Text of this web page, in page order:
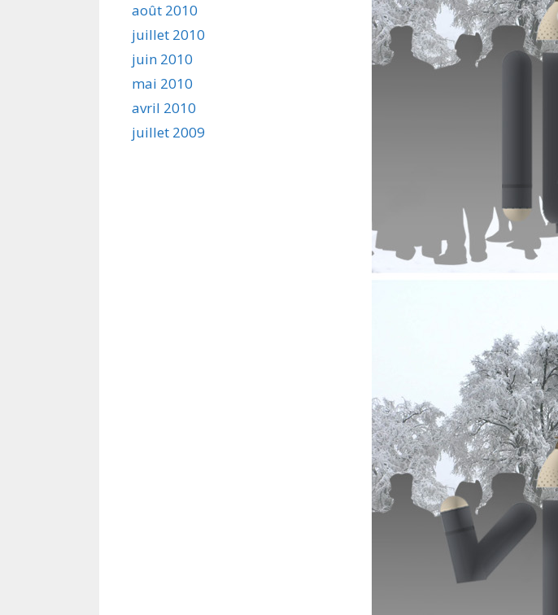
août 2010
juillet 2010
juin 2010
mai 2010
avril 2010
juillet 2009